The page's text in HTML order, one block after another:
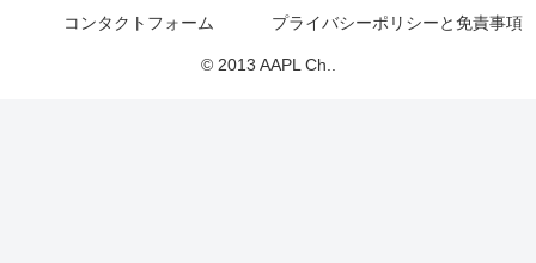
コンタクトフォーム
プライバシーポリシーと免責事項
© 2013 AAPL Ch..